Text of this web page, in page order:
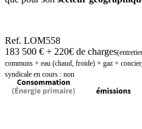
Ref. LOM558
183 500 € + 220€ de charges
communs + eau (chaud, froide) + gaz +
syndicale en cours : non